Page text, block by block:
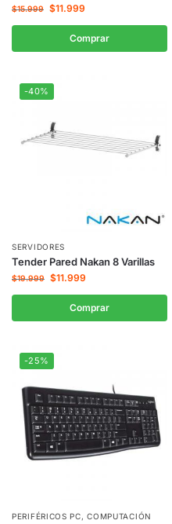
$15.999 $11.999
Comprar
-40%
SERVIDORES
Tender Pared Nakan 8 Varillas
$19.999 $11.999
Comprar
-25%
PERIFÉRICOS PC,COMPUTACIÓN